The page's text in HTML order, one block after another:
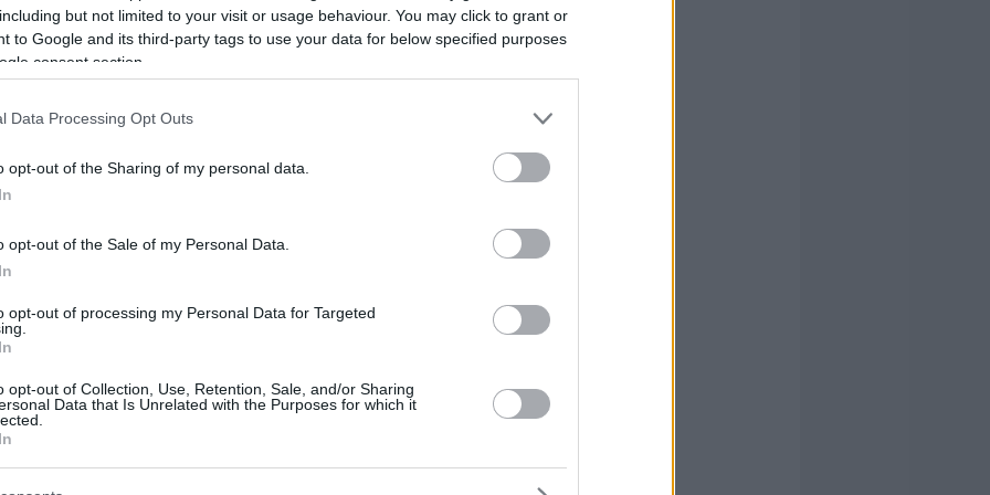
but not limited to your visit or usage behaviour. You may click to grant or
to Google and its third-party tags to use your data for below specified purposes
consent section.
Data Processing Opt Outs
opt-out of the Sharing of my personal data.
opt-out of the Sale of my Personal Data.
opt-out of processing my Personal Data for Targeted
opt-out of Collection, Use, Retention, Sale, and/or Sharing
Data that Is Unrelated with the Purposes for which it
posibilidad de que lo logremos’, pero
respetarlo”, dijo Vildoza sobre la